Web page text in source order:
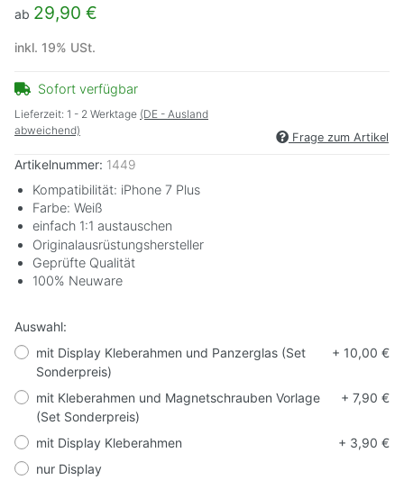
ab 29,90 €
inkl. 19% USt.
Sofort verfügbar
Lieferzeit: 1 - 2 Werktage (DE - Ausland
abweichend)
Frage zum Artikel
Artikelnummer: 1449
Kompatibilität: iPhone 7 Plus
Farbe: Weiß
einfach 1:1 austauschen
Originalausrüstungshersteller
Geprüfte Qualität
100% Neuware
Auswahl:
mit Display Kleberahmen und Panzerglas (Set
Sonderpreis)
+ 10,00 €
mit Kleberahmen und Magnetschrauben Vorlage
(Set Sonderpreis)
+ 7,90 €
mit Display Kleberahmen
+ 3,90 €
nur Display